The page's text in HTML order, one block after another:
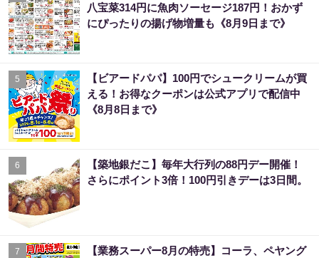
八宝菜314円に魚肉ソーセージ187円！おかず
にぴったりの揚げ物増量も《8月9日まで》
5
【ビアードパパ】100円でシュークリームが買
える！お得なクーポンは公式アプリで配信中
《8月8日まで》
6
【築地銀だこ】毎年大行列の88円デー開催！
さらにポイント3倍！100円引きデーは3日間。
7
【業務スーパー8月の特売】コーラ、ペヤング